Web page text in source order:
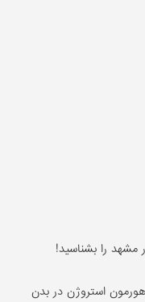
استروژن در بدن